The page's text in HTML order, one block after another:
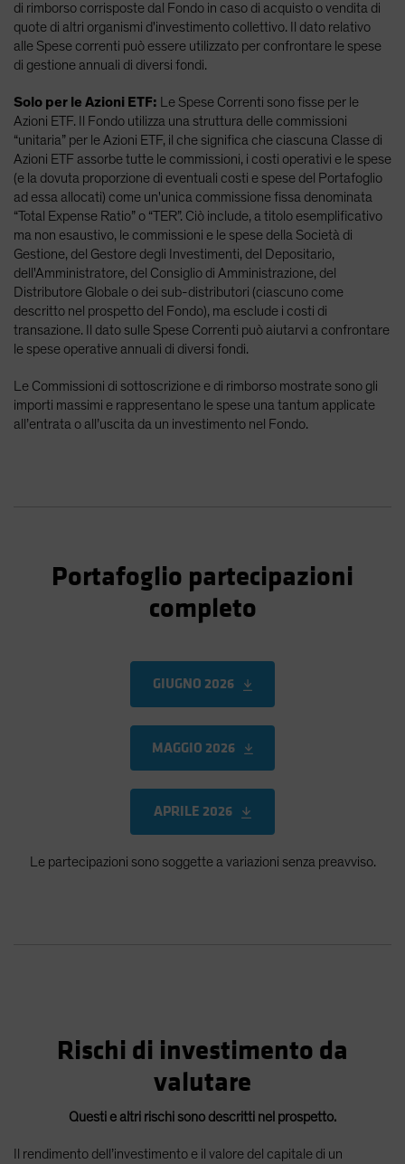
di rimborso corrisposte dal Fondo in caso di acquisto o vendita di
quote di altri organismi d'investimento collettivo. Il dato relativo
alle Spese correnti può essere utilizzato per confrontare le spese
di gestione annuali di diversi fondi.
Solo per le Azioni ETF:
Le Spese Correnti sono fisse per le
Azioni ETF. Il Fondo utilizza una struttura delle commissioni
“unitaria” per le Azioni ETF, il che significa che ciascuna Classe di
Azioni ETF assorbe tutte le commissioni, i costi operativi e le spese
(e la dovuta proporzione di eventuali costi e spese del Portafoglio
ad essa allocati) come un'unica commissione fissa denominata
“Total Expense Ratio” o “TER”. Ciò include, a titolo esemplificativo
ma non esaustivo, le commissioni e le spese della Società di
Gestione, del Gestore degli Investimenti, del Depositario,
dell'Amministratore, del Consiglio di Amministrazione, del
Distributore Globale o dei sub-distributori (ciascuno come
descritto nel prospetto del Fondo), ma esclude i costi di
transazione. Il dato sulle Spese Correnti può aiutarvi a confrontare
le spese operative annuali di diversi fondi.
Le Commissioni di sottoscrizione e di rimborso mostrate sono gli
importi massimi e rappresentano le spese una tantum applicate
all’entrata o all’uscita da un investimento nel Fondo.
Portafoglio partecipazioni
completo
GIUGNO 2026
MAGGIO 2026
APRILE 2026
Le partecipazioni sono soggette a variazioni senza preavviso.
Rischi di investimento da
valutare
Questi e altri rischi sono descritti nel prospetto.
Il rendimento dell’investimento e il valore del capitale di un